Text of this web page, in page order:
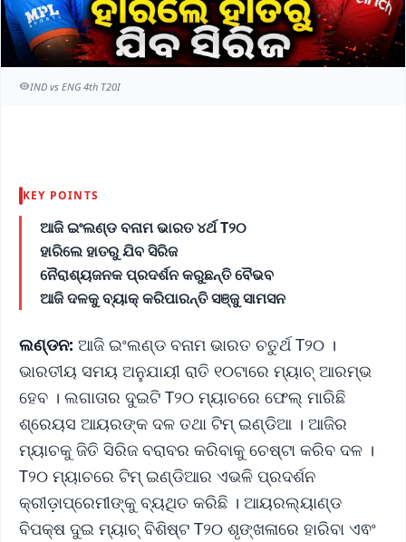
IND vs ENG 4th T20I
KEY POINTS
ଆଜି ଇଂଲଣ୍ଡ ବନାମ ଭାରତ ୪ର୍ଥ T୨୦
ହାରିଲେ ହାତରୁ ଯିବ ସିରିଜ
ନୈରାଶ୍ୟଜନକ ପ୍ରଦର୍ଶନ କରୁଛନ୍ତି ବୈଭବ
ଆଜି ଦଳକୁ ବ୍ୟାକ୍ କରିପାରନ୍ତି ସଞ୍ଜୁ ସାମସନ
ଲଣ୍ଡନ: ଆଜି ଇଂଲଣ୍ଡ ବନାମ ଭାରତ ଚତୁର୍ଥ T୨୦ ।
ଭାରତୀୟ ସମୟ ଅନୁଯାୟୀ ରାତି ୧୦ଟାରେ ମ୍ୟାଚ୍ ଆରମ୍ଭ
ହେବ । ଲଗାତାର ଦୁଇଟି T୨୦ ମ୍ୟାଚରେ ଫେଲ୍ ମାରିଛି
ଶ୍ରେୟସ ଆୟରଙ୍କ ଦଳ ତଥା ଟିମ୍ ଇଣ୍ଡିଆ । ଆଜିର
ମ୍ୟାଚକୁ ଜିତି ସିରିଜ ବରାବର କରିବାକୁ ଚେଷ୍ଟା କରିବ ଦଳ ।
T୨୦ ମ୍ୟାଚରେ ଟିମ୍ ଇଣ୍ଡିଆର ଏଭଳି ପ୍ରଦର୍ଶନ
କ୍ରୀଡ଼ାପ୍ରେମୀଙ୍କୁ ବ୍ୟଥିତ କରିଛି । ଆୟରଲ୍ୟାଣ୍ଡ
ବିପକ୍ଷ ଦୁଇ ମ୍ୟାଚ୍ ବିଶିଷ୍ଟ T୨୦ ଶୃଙ୍ଖଳାରେ ହାରିବା ଏଵଂ